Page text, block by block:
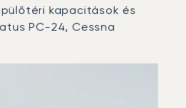
kapacitások és
PC-24, Cessna